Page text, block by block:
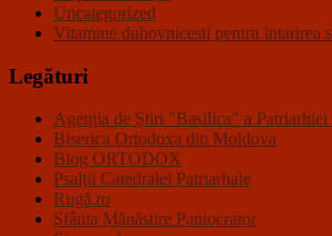
Uncategorized
Vitamine duhovnicesti pentru intarirea
Legături
Agenţia de Ştiri "Basilica" a Patriarhiei
Biserica Ortodoxa din Moldova
Blog ORTODOX
Psalţii Catedralei Patriarhale
Rugă.ro
Sfânta Mănăstire Pantocrator